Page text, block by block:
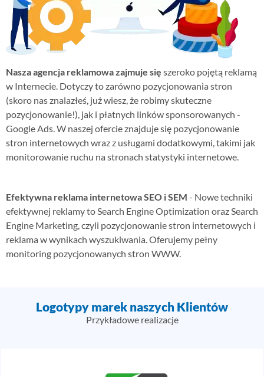
Nasza agencja reklamowa zajmuje się szeroko pojętą reklamą
w Internecie. Dotyczy to zarówno pozycjonowania stron
(skoro nas znalazłeś, już wiesz, że robimy skuteczne
pozycjonowanie!), jak i płatnych linków sponsorowanych -
Google Ads. W naszej ofercie znajduje się pozycjonowanie
stron internetowych wraz z usługami dodatkowymi, takimi jak
monitorowanie ruchu na stronach statystyki internetowe.
Efektywna reklama internetowa SEO i SEM - Nowe techniki
efektywnej reklamy to Search Engine Optimization oraz Search
Engine Marketing, czyli pozycjonowanie stron internetowych i
reklama w wynikach wyszukiwania. Oferujemy pełny
monitoring pozycjonowanych stron WWW.
Logotypy marek naszych Klientów
Przykładowe realizacje